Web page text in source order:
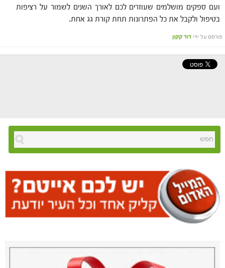
ועם ספקים ‏מושלמים שעוזרים לכם לאורך השנים לשמור על רציפות
בטיפול ולקבל את כל הפתרונות תחת קורת גג אחת.
פורסם על ידי דוד קקון